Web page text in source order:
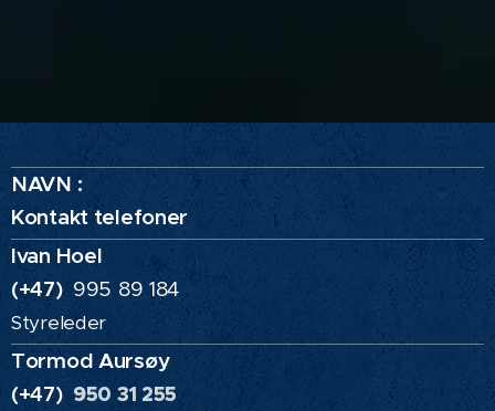
NAVN :
Kontakt telefoner
Ivan Hoel
(+47) 995 89 184
Styreleder
Tormod Aursøy
(+47) 950 31 255